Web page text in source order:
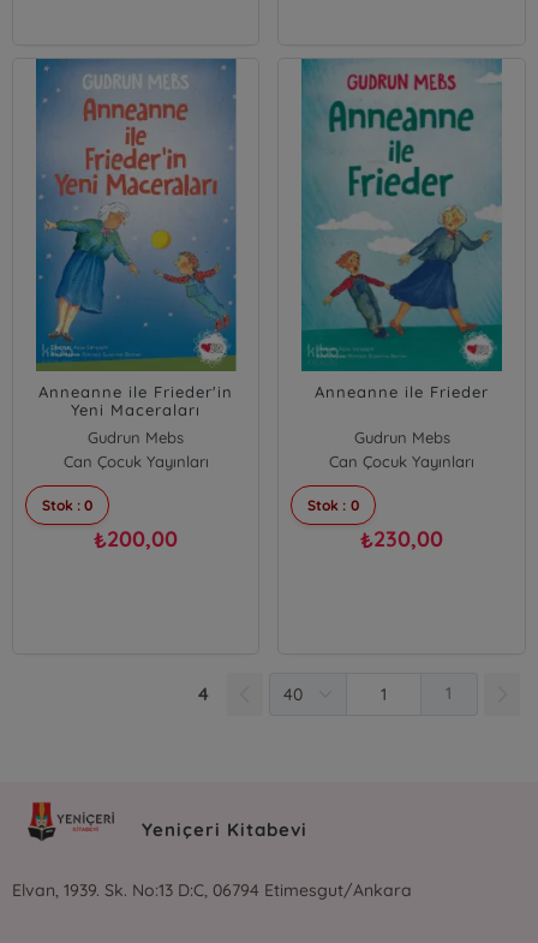
Anneanne ile Frieder'in
Yeni Maceraları
Gudrun Mebs
Can Çocuk Yayınları
Stok : 0
₺200,00
Anneanne ile Frieder
Gudrun Mebs
Can Çocuk Yayınları
Stok : 0
₺230,00
4 1
Yeniçeri Kitabevi
Elvan, 1939. Sk. No:13 D:C, 06794 Etimesgut/Ankara